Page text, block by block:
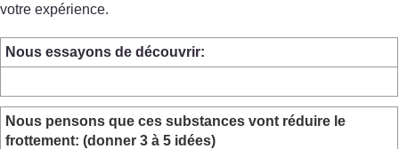
votre expérience.
Nous essayons de découvrir:
Nous pensons que ces substances vont réduire le
frottement: (donner 3 à 5 idées)